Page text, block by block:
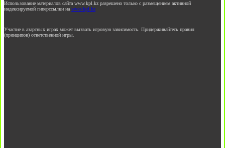
Использование материалов сайта www.kpl.kz разрешено только с размещением активной
индексируемой гиперссылки на www.kpl.kz
Участие в азартных играх может вызвать игровую зависимость. Придерживайтесь правил
(принципов) ответственной игры.